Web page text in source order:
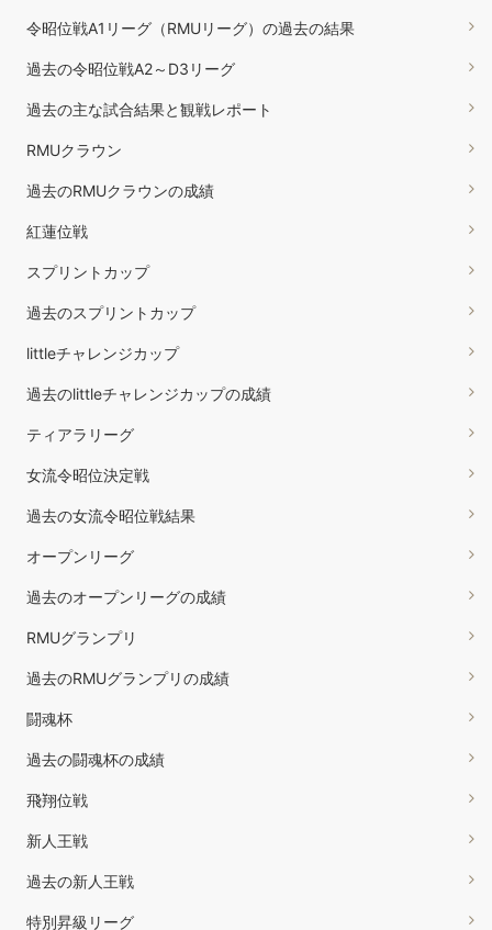
令昭位戦A1リーグ（RMUリーグ）の過去の結果
過去の令昭位戦A2～D3リーグ
過去の主な試合結果と観戦レポート
RMUクラウン
過去のRMUクラウンの成績
紅蓮位戦
スプリントカップ
過去のスプリントカップ
littleチャレンジカップ
過去のlittleチャレンジカップの成績
ティアラリーグ
女流令昭位決定戦
過去の女流令昭位戦結果
オープンリーグ
過去のオープンリーグの成績
RMUグランプリ
過去のRMUグランプリの成績
闘魂杯
過去の闘魂杯の成績
飛翔位戦
新人王戦
過去の新人王戦
特別昇級リーグ